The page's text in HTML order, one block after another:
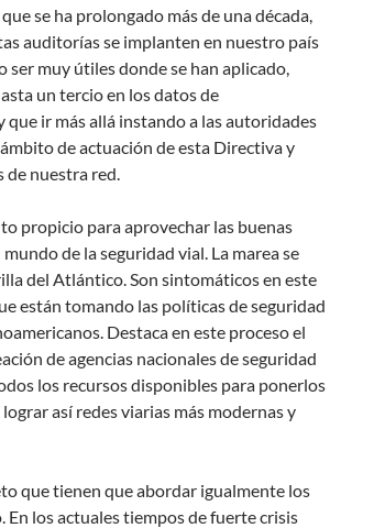
se ha prolongado más de una década,
auditorías se implanten en nuestro país
ser muy útiles donde se han aplicado,
un tercio en los datos de
que ir más allá instando a las autoridades
de actuación de esta Directiva y
de nuestra red.
propicio para aprovechar las buenas
de la seguridad vial. La marea se
del Atlántico. Son sintomáticos en este
están tomando las políticas de seguridad
Destaca en este proceso el
de agencias nacionales de seguridad
los recursos disponibles para ponerlos
así redes viarias más modernas y
que tienen que abordar igualmente los
En los actuales tiempos de fuerte crisis